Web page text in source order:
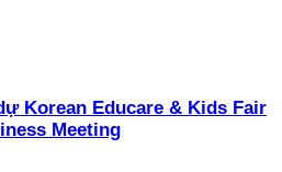
Korean Educare & Kids Fair
Meeting